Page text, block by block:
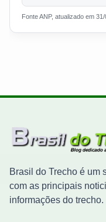
Fonte ANP, atualizado em
Brasil do Trecho é um
com as principais
informações do trecho.